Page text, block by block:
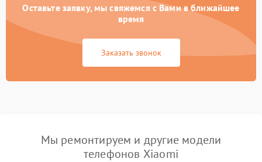
Оставьте заявку, мы свяжемся с Вами в ближайшее
время
Заказать звонок
Мы ремонтируем и другие модели
телефонов Xiaomi